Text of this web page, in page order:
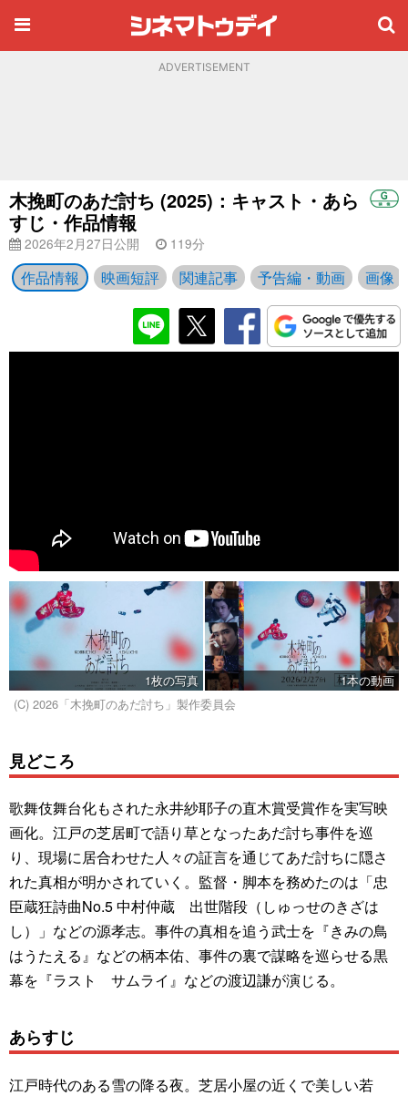
ADVERTISEMENT
木挽町のあだ討ち (2025)：キャスト・あら
すじ・作品情報
2026年2月27日公開 119分
作品情報 映画短評 関連記事 予告編・動画 画像
1枚の写真
1本の動画
(C) 2026「木挽町のあだ討ち」製作委員会
見どころ
歌舞伎舞台化もされた永井紗耶子の直木賞受賞作を実写映
画化。江戸の芝居町で語り草となったあだ討ち事件を巡
り、現場に居合わせた人々の証言を通じてあだ討ちに隠さ
れた真相が明かされていく。監督・脚本を務めたのは「忠
臣蔵狂詩曲No.5 中村仲蔵 出世階段（しゅっせのきざは
し）」などの源孝志。事件の真相を追う武士を『きみの鳥
はうたえる』などの柄本佑、事件の裏で謀略を巡らせる黒
幕を『ラスト サムライ』などの渡辺謙が演じる。
あらすじ
江戸時代のある雪の降る夜。芝居小屋の近くで美しい若